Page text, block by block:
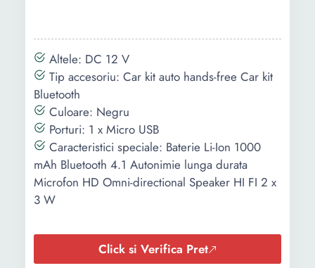
pentru telefon
Afisaj LED
telefoane
Bluetooth
wireless,
transmitator Fm
-
1 cablu auxiliar
Altele: DC 12 V
Tip accesoriu: Car kit auto hands-free Car kit
Bluetooth
Culoare: Negru
Porturi: 1 x Micro USB
Caracteristici speciale: Baterie Li-Ion 1000
mAh Bluetooth 4.1 Autonimie lunga durata
Microfon HD Omni-directional Speaker HI FI 2 x
3 W
Click si Verifica Pret